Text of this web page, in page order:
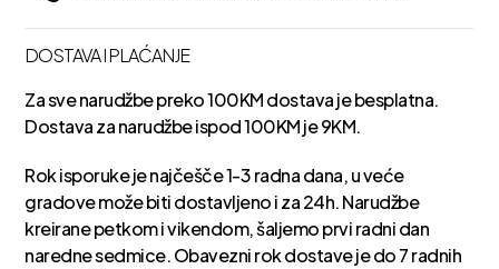
DOSTAVA I PLAĆANJE
Za sve narudžbe preko 100KM dostava je besplatna.
Dostava za narudžbe ispod 100KM je 9KM.
Rok isporuke je najčešče 1-3 radna dana, u veće
gradove može biti dostavljeno i za 24h. Narudžbe
kreirane petkom i vikendom, šaljemo prvi radni dan
naredne sedmice. Obavezni rok dostave je do 7 radnih